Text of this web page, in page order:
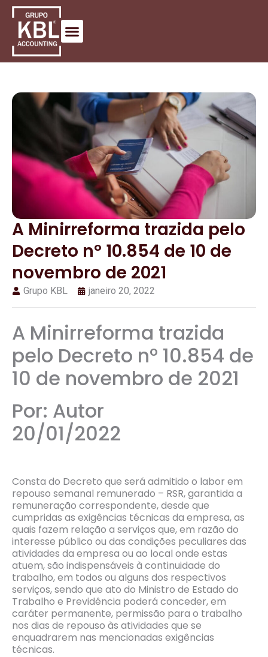
A Minirreforma trazida pelo
Decreto nº 10.854 de 10 de
novembro de 2021
Grupo KBL janeiro 20, 2022
A Minirreforma trazida
pelo Decreto nº 10.854 de
10 de novembro de 2021
Por: Autor
20/01/2022
Consta do Decreto que será admitido o labor em
repouso semanal remunerado – RSR, garantida a
remuneração correspondente, desde que
cumpridas as exigências técnicas da empresa, as
quais fazem relação a serviços que, em razão do
interesse público ou das condições peculiares das
atividades da empresa ou ao local onde estas
atuem, são indispensáveis à continuidade do
trabalho, em todos ou alguns dos respectivos
serviços, sendo que ato do Ministro de Estado do
Trabalho e Previdência poderá conceder, em
caráter permanente, permissão para o trabalho
nos dias de repouso às atividades que se
enquadrarem nas mencionadas exigências
técnicas.